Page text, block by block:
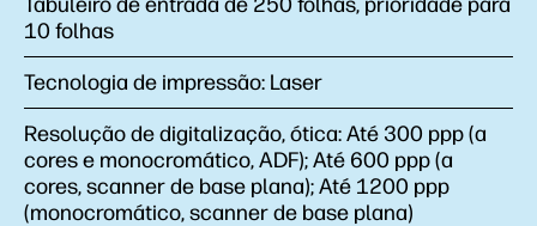
10 folhas
Tecnologia de impressão: Laser
Resolução de digitalização, ótica:Até 300 ppp (a
cores e monocromático, ADF); Até 600 ppp (a
cores, scanner de base plana); Até 1200 ppp
(monocromático, scanner de base plana)